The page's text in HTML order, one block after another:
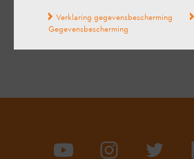
Verklaring gegevensbescherming
Gegevensbescherming